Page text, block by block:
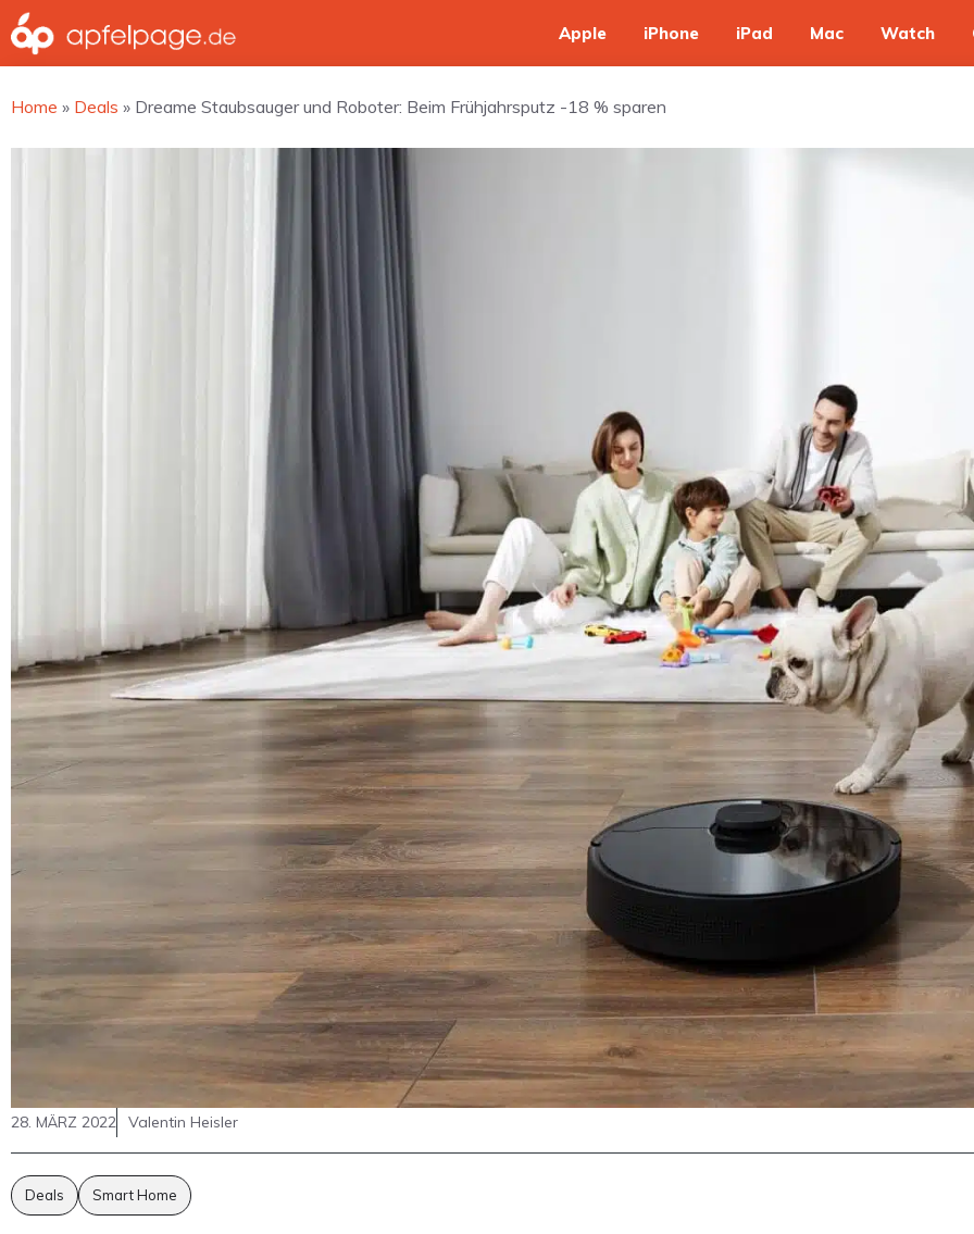
Zum
Inhalt
springen
Apple iPhone iPad Mac Watch
Home » Deals » Dreame Staubsauger und Roboter: Beim Frühjahrsputz -18 % sparen
28. MÄRZ 2022 Valentin Heisler
Deals Smart Home